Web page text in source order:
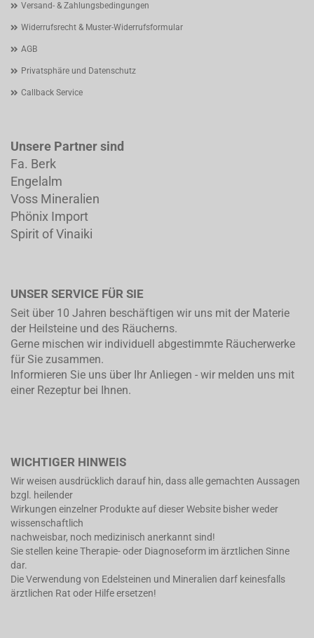
Versand- & Zahlungsbedingungen
Widerrufsrecht & Muster-Widerrufsformular
AGB
Privatsphäre und Datenschutz
Callback Service
Unsere Partner sind
Fa. Berk
Engelalm
Voss Mineralien
Phönix Import
Spirit of Vinaiki
UNSER SERVICE FÜR SIE
Seit über 10 Jahren beschäftigen wir uns mit der Materie
der Heilsteine und des Räucherns.
Gerne mischen wir individuell abgestimmte Räucherwerke
für Sie zusammen.
Informieren Sie uns über Ihr Anliegen - wir melden uns mit
einer Rezeptur bei Ihnen.
WICHTIGER HINWEIS
Wir weisen ausdrücklich darauf hin, dass alle gemachten Aussagen
bzgl. heilender
Wirkungen einzelner Produkte auf dieser Website bisher weder
wissenschaftlich
nachweisbar, noch medizinisch anerkannt sind!
Sie stellen keine Therapie- oder Diagnoseform im ärztlichen Sinne
dar.
Die Verwendung von Edelsteinen und Mineralien darf keinesfalls
ärztlichen Rat oder Hilfe ersetzen!